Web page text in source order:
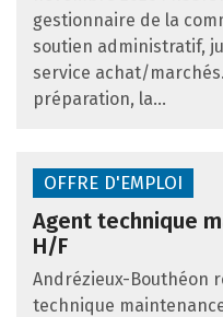
gestionnaire de la
soutien administratif,
service achat/
préparation, la...
OFFRE D'EMPLOI
Agent technique
H/F
Andrézieux-Bouthéon
technique